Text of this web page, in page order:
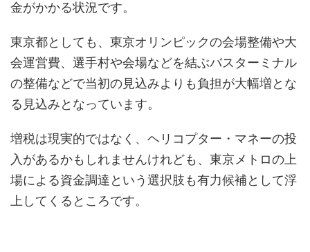
金がかかる状況です。
東京都としても、東京オリンピックの会場整備や大
会運営費、選手村や会場などを結ぶバスターミナル
の整備などで当初の見込みよりも負担が大幅増とな
る見込みとなっています。
増税は現実的ではなく、ヘリコプター・マネーの投
入があるかもしれませんけれども、東京メトロの上
場による資金調達という選択肢も有力候補として浮
上してくるところです。